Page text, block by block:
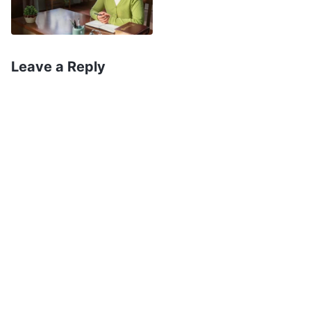
Espírito Santo deve assumir responsabilidade e
renunciar; (2) Quem se recusar a emitir ou
comunicação, obstruindo o caminho do povo
Leave a Reply